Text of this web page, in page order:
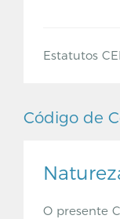
Estatutos
Código de
O presente